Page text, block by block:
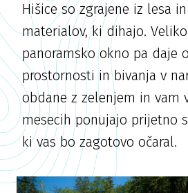
Hišice so zgrajene iz lesa
materialov, ki dihajo.
panoramsko okno pa daje
prostornosti in bivanja v
obdane z zelenjem in vam
mesecih ponujajo prijetno
ki vas bo zagotovo očaral.